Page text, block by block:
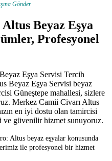
Gönder
Beyaz Eşya
Profesyonel
Eşya Servisi Tercih
Beyaz Eşya Servisi beyaz
Güneştepe mahallesi, sizlere
Merkez Camii Civarı Altus
en iyi dostu olan tamircisi
ve güvenilir hizmet sunuyoruz.
Altus beyaz eşyalar konusunda
ile profesyonel bir hizmet